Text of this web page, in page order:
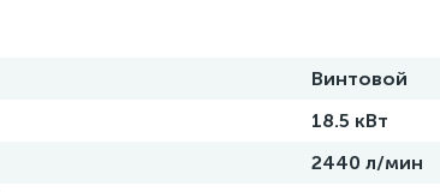
Винтовой
18.5 кВт
2440 л/мин